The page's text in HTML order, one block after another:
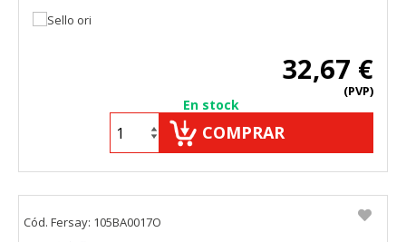
32,67 €
(PVP)
En stock
COMPRAR
Cód. Fersay: 105BA0017O
funcionarán. Estas cookies no almacenan ninguna
información de identificación personal.
COOKIELEGALFERSAY, VSF904, PHPSESSID, wp-settings-1,
Cookies de rendimiento
Estas cookies nos permiten contar las visitas y fuentes de
tráfico para poder evaluar el rendimiento de nuestro sitio y
Toda la información que recogen estas cookies es
agregada y, por lo tanto, es anónima.